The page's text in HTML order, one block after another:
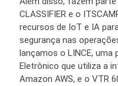
CLASSIFIER e o
recursos de IoT e IA
segurança nas
lançamos o LINCE,
Eletrônico que utiliza a
Amazon AWS, e o VTR